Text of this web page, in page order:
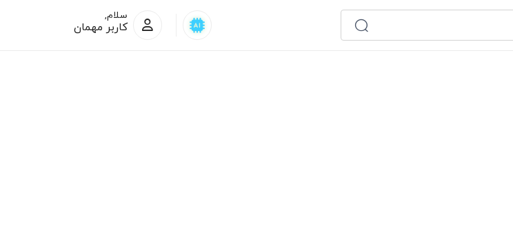
سلام,
کاربر مهمان